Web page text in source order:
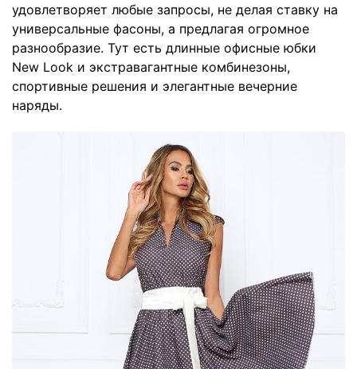
удовлетворяет любые запросы, не делая ставку на
универсальные фасоны, а предлагая огромное
разнообразие. Тут есть длинные офисные юбки
New Look и экстравагантные комбинезоны,
спортивные решения и элегантные вечерние
наряды.